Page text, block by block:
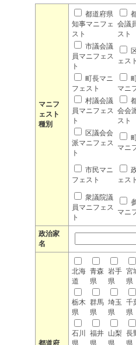
マニフ
ェスト
種別
都道府県
知事マニフェ
スト
会議
スト
市議会議
員マニフェス
ト
ェスト
町長マニ
フェスト
マニ
村議会議
員マニフェス
ト
会会
スト
区議会会
派マニフェス
ト
マニ
市民マニ
フェスト
ェスト
衆議院議
員マニフェス
ト
マニ
政治家
名
都道府
北海
道
青森
県
岩手
県
宮
県
栃木
県
群馬
県
埼玉
県
千
県
石川
県
福井
県
山梨
県
長
県